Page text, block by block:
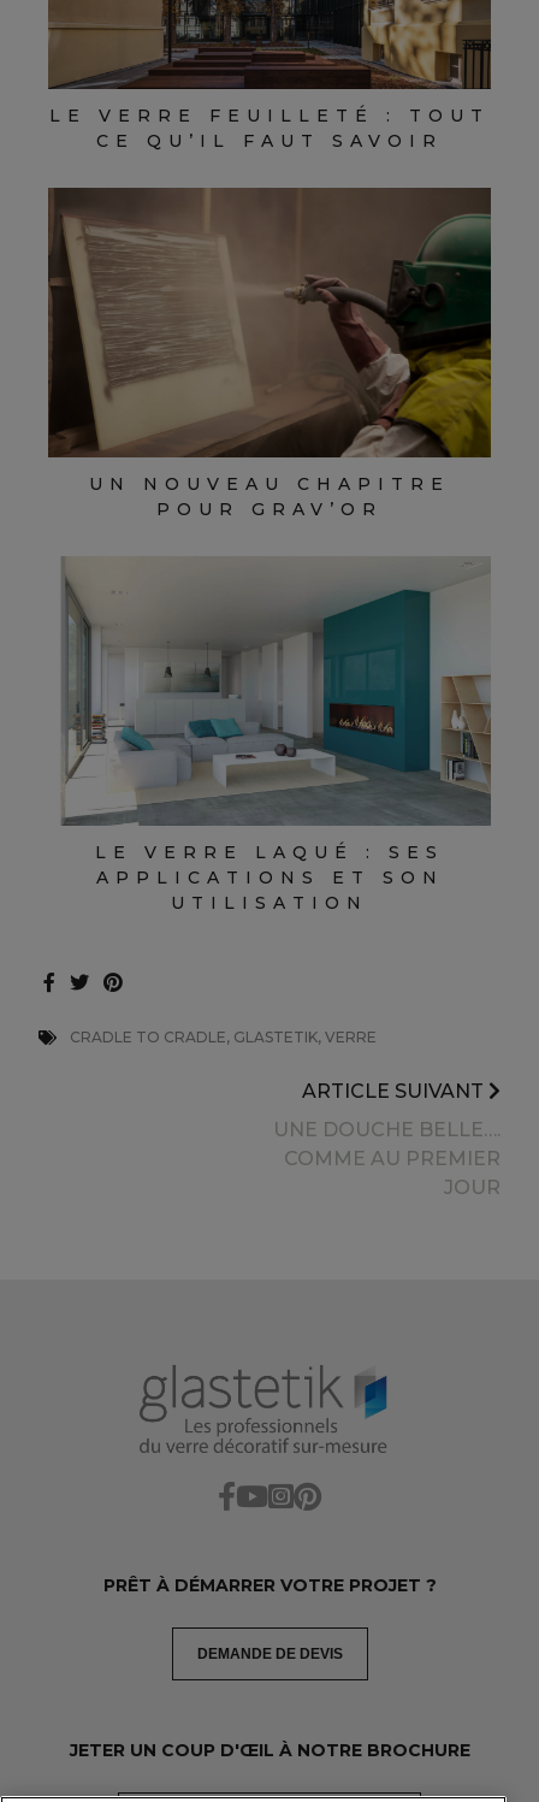
LE VERRE FEUILLETÉ : TOUT
CE QU’IL FAUT SAVOIR
UN NOUVEAU CHAPITRE
POUR GRAV’OR
LE VERRE LAQUÉ : SES
APPLICATIONS ET SON
UTILISATION
CRADLE TO CRADLE, GLASTETIK, VERRE
ARTICLE SUIVANT
UNE DOUCHE BELLE….
COMME AU PREMIER
JOUR
PRÊT À DÉMARRER VOTRE PROJET ?
DEMANDE DE DEVIS
JETER UN COUP D'ŒIL À NOTRE BROCHURE